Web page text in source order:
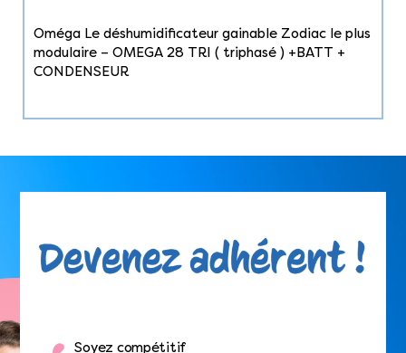
Oméga Le déshumidificateur gainable Zodiac le plus
modulaire – OMEGA 28 TRI ( triphasé ) +BATT +
CONDENSEUR
Soyez compétitif